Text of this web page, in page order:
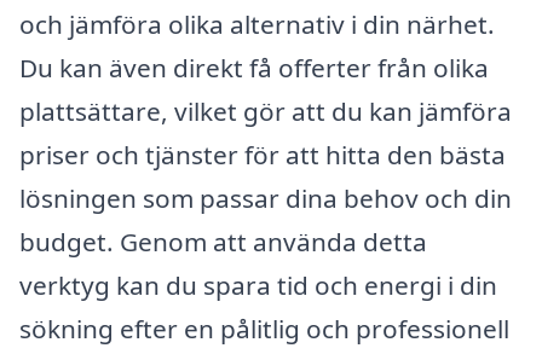
och jämföra olika alternativ i din närhet.
Du kan även direkt få offerter från olika
plattsättare, vilket gör att du kan jämföra
priser och tjänster för att hitta den bästa
lösningen som passar dina behov och din
budget. Genom att använda detta
verktyg kan du spara tid och energi i din
sökning efter en pålitlig och professionell